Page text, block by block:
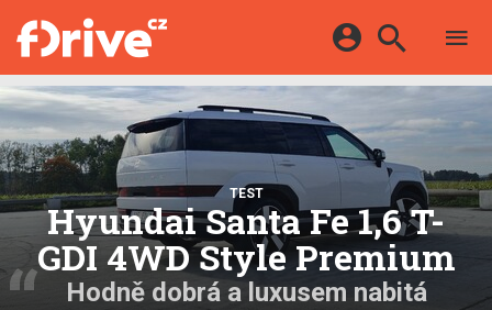
TESTY
KATALOG
MAPA STANIC
VIDEA
DALŠÍ
ELEKTROMOBILY
HYBRIDY
E-MOTORSPORT
OSTATNÍ
SERIÁLY
Přihlášení a registrace pomocí:
Facebook Google
Twitter Apple Microsoft
TEST
Hyundai Santa Fe 1,6 T-
GDI 4WD Style Premium
Hodně dobrá a luxusem nabitá